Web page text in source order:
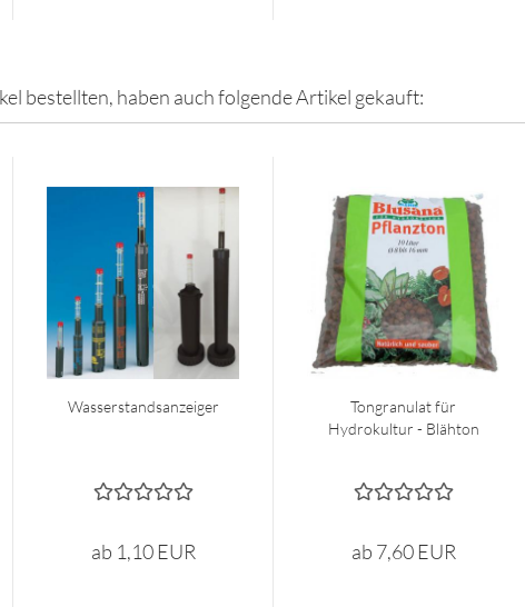
bestellten, haben auch folgende Artikel gekauft:
Wasserstandsanzeiger
ab 1,10 EUR
Tongranulat für
Hydrokultur - Blähton
ab 7,60 EUR